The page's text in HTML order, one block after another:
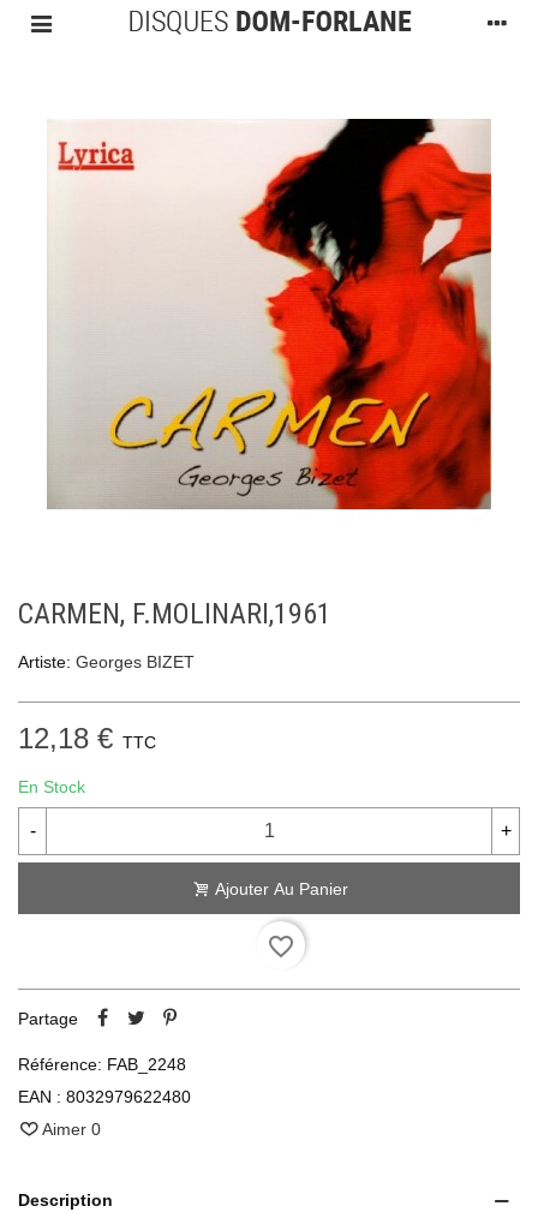
CARMEN, F.MOLINARI,1961
Artiste: Georges BIZET
12,18 € TTC
En Stock
- +
Ajouter Au Panier
favorite_border
Partage
Référence: FAB_2248
EAN : 8032979622480
Aimer 0
Description